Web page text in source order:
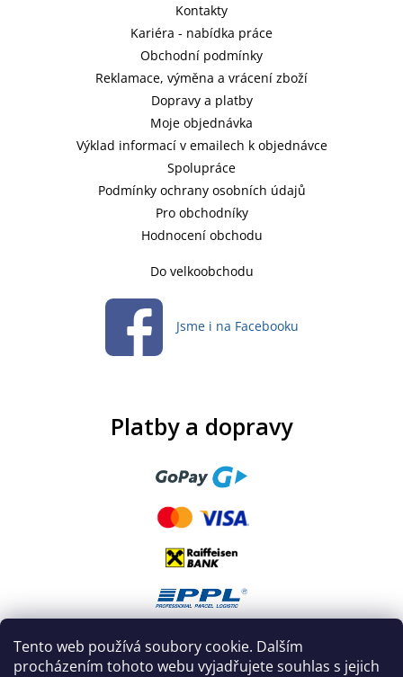
Tento web používá soubory cookie. Dalším
procházením tohoto webu vyjadřujete souhlas s jejich
Kontakty
Kariéra - nabídka práce
Obchodní podmínky
Reklamace, výměna a vrácení zboží
Dopravy a platby
Moje objednávka
Výklad informací v emailech k objednávce
Spolupráce
Podmínky ochrany osobních údajů
Pro obchodníky
Hodnocení obchodu
Do velkoobchodu
Jsme i na Facebooku
Platby a dopravy